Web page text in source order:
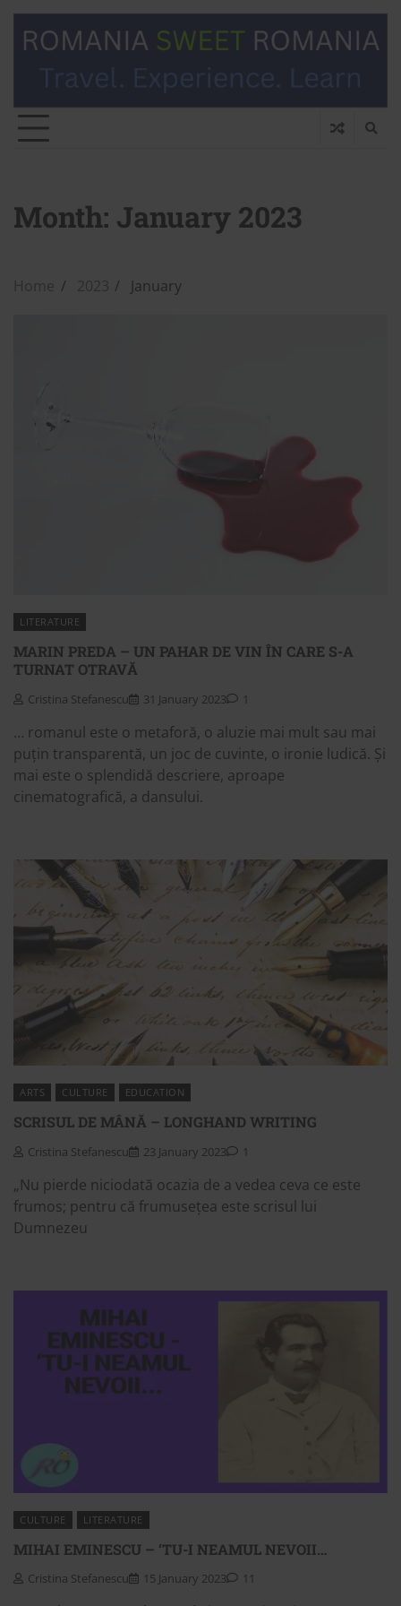
Month: January 2023
Home 2023 January
LITERATURE
MARIN PREDA – UN PAHAR DE VIN ÎN CARE S-A
TURNAT OTRAVĂ
Cristina Stefanescu 31 January 2023 1
… romanul este o metaforă, o aluzie mai mult sau mai
puțin transparentă, un joc de cuvinte, o ironie ludică. Și
mai este o splendidă descriere, aproape
cinematografică, a dansului.
ARTS CULTURE EDUCATION
SCRISUL DE MÂNĂ – LONGHAND WRITING
Cristina Stefanescu 23 January 2023 1
„Nu pierde niciodată ocazia de a vedea ceva ce este
frumos; pentru că frumusețea este scrisul lui
Dumnezeu
CULTURE LITERATURE
MIHAI EMINESCU – ‘TU-I NEAMUL NEVOII…
Cristina Stefanescu 15 January 2023 11